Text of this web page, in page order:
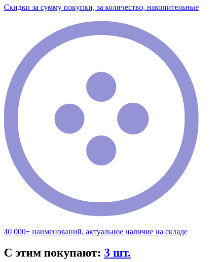
Скидки за сумму покупки, за количество, накопительные
40 000+ наименований, актуальное наличие на складе
С этим покупают: 3 шт.